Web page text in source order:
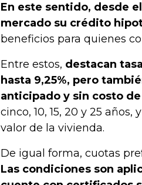
En este sentido, desde
mercado su crédito
beneficios para quienes
Entre estos, destacan
hasta 9,25%, pero
anticipado y sin costo
cinco, 10, 15, 20 y 25
valor de la vivienda.
De igual forma, cuotas
Las condiciones son